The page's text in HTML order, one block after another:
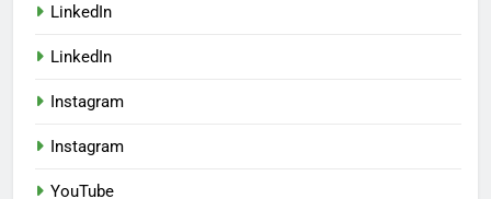
LinkedIn
LinkedIn
Instagram
Instagram
YouTube